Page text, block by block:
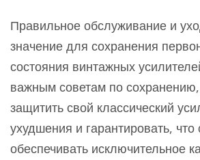
Правильное обслуживание и
значение для сохранения
состояния винтажных
важным советам по
защитить свой классический
ухудшения и гарантировать,
обеспечивать исключительное